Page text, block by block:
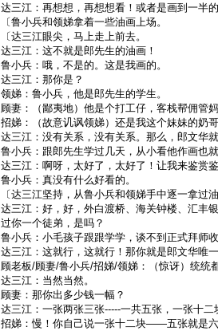
达三江：再想想，再想想看！或者是画到一半
〔鲁小兵和领娣拿着一些油画上场。
〔达三江眼尖，马上走上前去。
达三江：这不就是郎先生的油画！
鲁小兵：哦，不是的。这是我画的。
达三江：那你是？
领娣：鲁小兵，他是郎先生的学生。
顾妻：（鄙夷地）他是个打工仔，客栈帮佣管
招娣：（故意讥讽领娣）还是我这个妹妹的奶
达三江：没有关系，没有关系。那么，郎文华
鲁小兵：跟郎先生学过几天，从小看他作画也
达三江：啊呀，太好了，太好了！让我来鉴赏
鲁小兵：真没有什么好看的。
〔达三江坚持，从鲁小兵和领娣手中逐一拿过
达三江：好，好，外白渡桥、海关钟楼、汇
过你一个徒弟，是吗？
鲁小兵：小毛孩子跟跟学学，谈不到正式拜师
达三江：这就行，这就行！那你就是郎文华唯
顾老板/顾妻/鲁小兵/招娣/领娣：（惊讶）统统
达三江：当然当然。
顾妻：那你出多少钱一幅？
达三江：一张两张三张-----一共五张，一张十
招娣：慢！你自己说一张十二块——五张就是